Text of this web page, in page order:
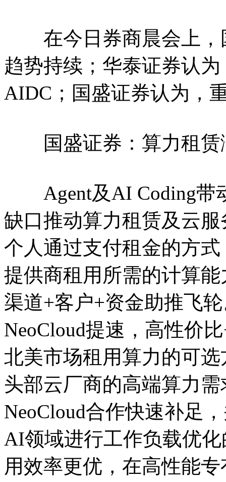
在今日券商晨会上，
趋势持续；华泰证券认
AIDC；国盛证券认为，
国盛证券：算力租赁
Agent及AI Coding带
缺口推动算力租赁及云
个人通过支付租金的方
提供商租用所需的计算
渠道+客户+资金助推飞
NeoCloud提速，高性价
北美市场租用算力的可选
头部云厂商的高端算力
NeoCloud合作快速补足
AI领域进行工作负载优
用效率更优，在高性能